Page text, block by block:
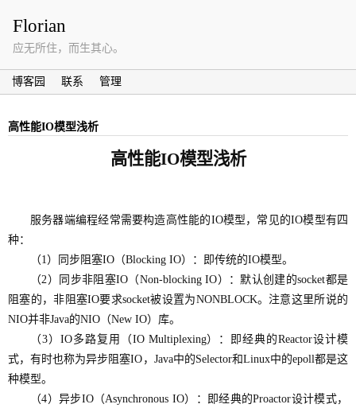
Florian
应无所住，而生其心。
博客园 联系 管理
高性能IO模型浅析
高性能IO模型浅析
服务器端编程经常需要构造高性能的IO模型，常见的IO模型有四
种：
（1）
同步阻塞IO（Blocking IO）：即传统的IO模型。
（2）
同步非阻塞IO（Non-blocking IO）：默认创建的socket都是
阻塞的，非阻塞IO要求socket被设置为NONBLOCK。注意这里所说的
NIO并非Java的NIO（New IO）库。
（3） IO多路复用（IO Multiplexing）：即经典的Reactor设计模
式，有时也称为异步阻塞IO，Java中的Selector和Linux中的epoll都是这
种模型。
（4）异步IO（Asynchronous IO）：即经典的Proactor设计模式，